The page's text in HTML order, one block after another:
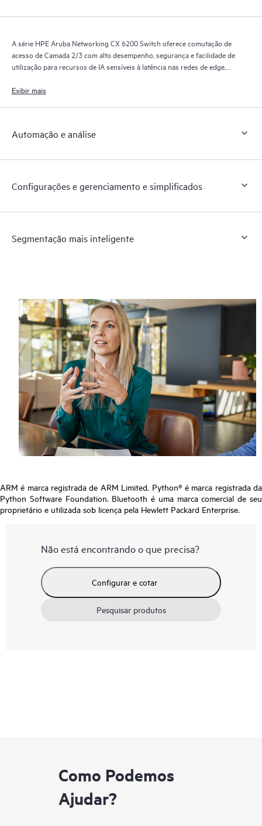
A série HPE Aruba Networking CX 6200 Switch oferece comutação de
acesso de Camada 2/3 com alto desempenho, segurança e facilidade de
utilização para recursos de IA sensíveis à latência nas redes de edge,
Exibir mais
Automação e análise
Configurações e gerenciamento e simplificados
Segmentação mais inteligente
ARM é marca registrada de ARM Limited. Python® é marca registrada da
Python Software Foundation. Bluetooth é uma marca comercial de seu
proprietário e utilizada sob licença pela Hewlett Packard Enterprise.
Não está encontrando o que precisa?
Configurar e cotar
Pesquisar produtos
Como Podemos
Ajudar?